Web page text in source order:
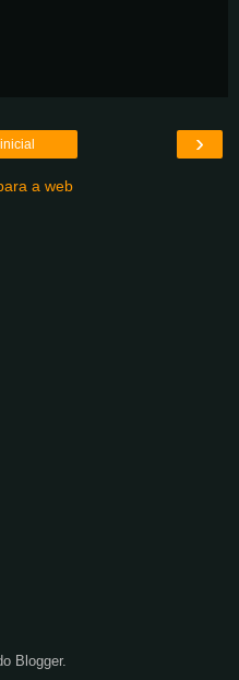
›
a web
Blogger.